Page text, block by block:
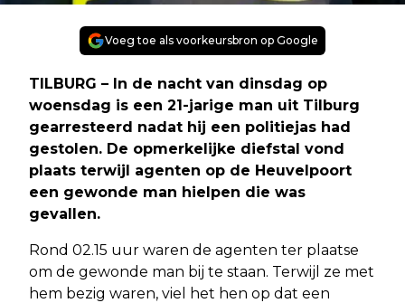
Voeg toe als voorkeursbron op Google
TILBURG – In de nacht van dinsdag op
woensdag is een 21-jarige man uit Tilburg
gearresteerd nadat hij een politiejas had
gestolen. De opmerkelijke diefstal vond
plaats terwijl agenten op de Heuvelpoort
een gewonde man hielpen die was
gevallen.
Rond 02.15 uur waren de agenten ter plaatse
om de gewonde man bij te staan. Terwijl ze met
hem bezig waren, viel het hen op dat een